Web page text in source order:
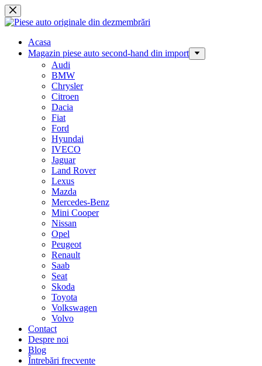
Sari
la
Acasa
Magazin piese auto second-hand din import
Audi
BMW
Chrysler
Citroen
Dacia
Fiat
Ford
Hyundai
IVECO
Jaguar
Land Rover
Lexus
Mazda
Mercedes-Benz
Mini Cooper
Nissan
Opel
Peugeot
Renault
Saab
Seat
Skoda
Toyota
Volkswagen
Volvo
Contact
Despre noi
Blog
Întrebări frecvente